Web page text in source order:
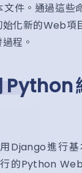
文件。通過這些
化新的Web項
程。
Django進行基
的Python